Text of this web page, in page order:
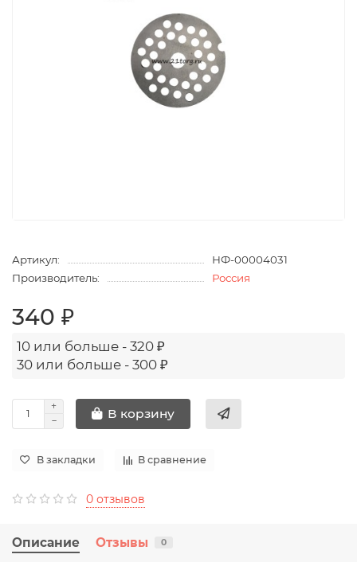
Артикул:
НФ-00004031
Производитель:
Россия
340 ₽
10 или больше - 320 ₽
30 или больше - 300 ₽
В корзину
В закладки В сравнение
0 отзывов
Описание Отзывы 0